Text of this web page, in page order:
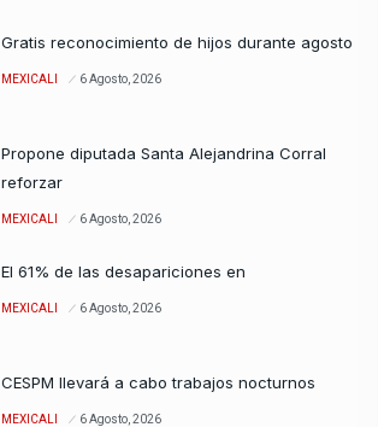
Gratis reconocimiento de hijos durante agosto
MEXICALI 6 Agosto, 2026
Propone diputada Santa Alejandrina Corral
reforzar
MEXICALI 6 Agosto, 2026
El 61% de las desapariciones en
MEXICALI 6 Agosto, 2026
CESPM llevará a cabo trabajos nocturnos
MEXICALI 6 Agosto, 2026